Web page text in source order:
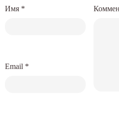
Имя *
Email *